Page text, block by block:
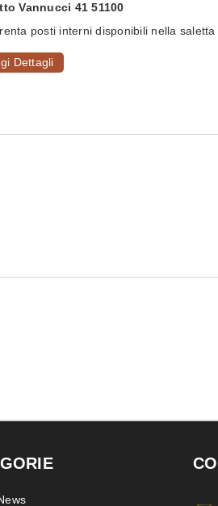
Vannucci 41 51100
posti interni disponibili nella saletta
Dettagli